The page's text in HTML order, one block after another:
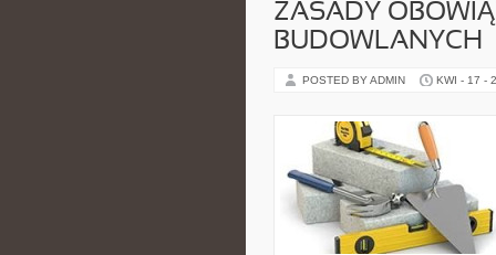
ZASADY
BUDOWLANYCH
POSTED BY ADMIN KWI - 17 -